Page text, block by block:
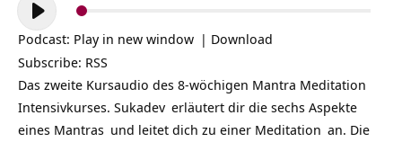
Player
Podcast: Play in new window | Download
Subscribe: RSS
Das zweite Kursaudio des 8-wöchigen Mantra Meditation
Intensivkurses. Sukadev erläutert dir die sechs Aspekte
eines Mantras und leitet dich zu einer Meditation an. Die